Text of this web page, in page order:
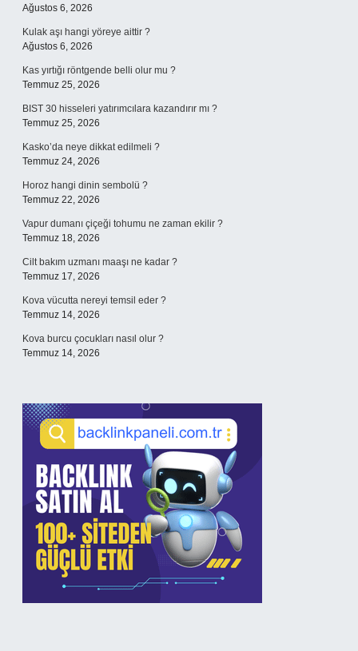
Ağustos 6, 2026
Kulak aşı hangi yöreye aittir ?
Ağustos 6, 2026
Kas yırtığı röntgende belli olur mu ?
Temmuz 25, 2026
BIST 30 hisseleri yatırımcılara kazandırır mı ?
Temmuz 25, 2026
Kasko’da neye dikkat edilmeli ?
Temmuz 24, 2026
Horoz hangi dinin sembolü ?
Temmuz 22, 2026
Vapur dumanı çiçeği tohumu ne zaman ekilir ?
Temmuz 18, 2026
Cilt bakım uzmanı maaşı ne kadar ?
Temmuz 17, 2026
Kova vücutta nereyi temsil eder ?
Temmuz 14, 2026
Kova burcu çocukları nasıl olur ?
Temmuz 14, 2026